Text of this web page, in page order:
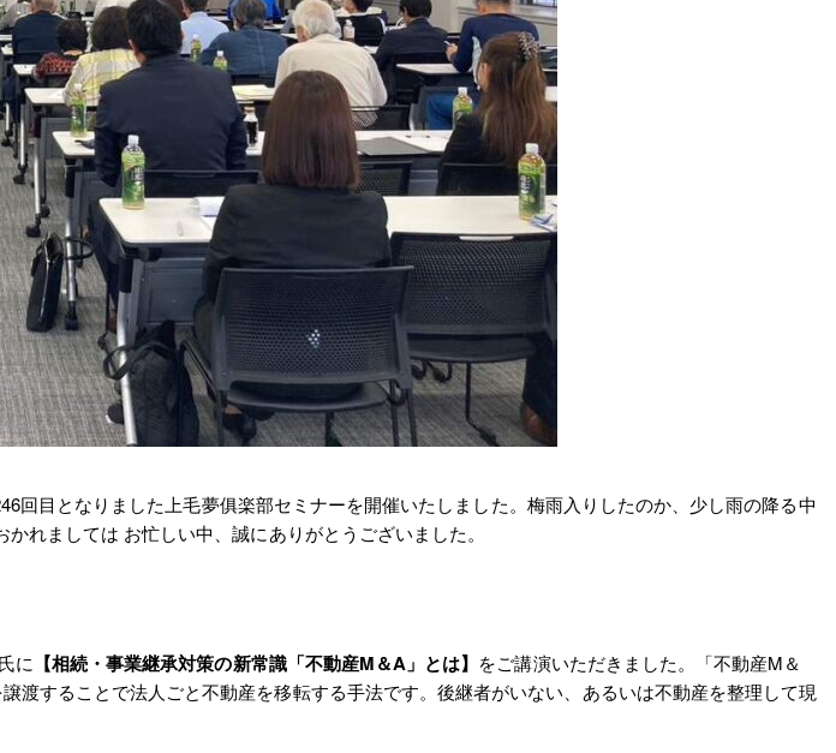
目となりました上毛夢俱楽部セミナーを開催いたしました。梅雨入りしたのか、少し雨の降る中
れましては お忙しい中、誠にありがとうございました。
に 【相続・事業継承対策の新常識「不動産M＆A」とは】 をご講演いただきました。「不動産M＆
することで法人ごと不動産を移転する手法です。後継者がいない、あるいは不動産を整理して現